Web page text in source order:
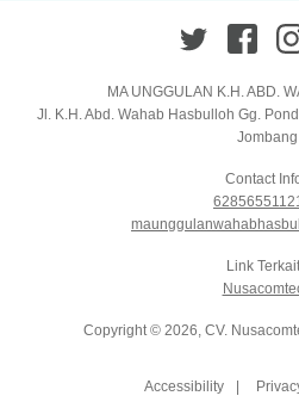
MA UNGGULAN K.H. ABD.
Jl. K.H. Abd. Wahab Hasbulloh Gg.
Jombang
Contact
Link
Copyright © 2026, CV.
Accessibility